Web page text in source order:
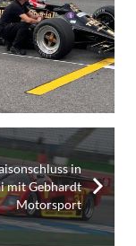
in
mit Gebhardt
Motorsport